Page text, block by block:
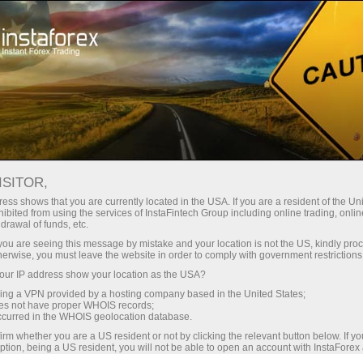
Para Investidores
Sistema ForexCopy
Monitoramento
FOREXCOPY MONITORING
FROM INSTAFOREX
Abrir conta de negociação
Abrir conta demo
shows that you are currently located in the USA. If you are a resident of the
from using the services of InstaFintech Group including online trading,
of funds, etc.
are seeing this message by mistake and your location is not the US, kindly
you must leave the website in order to comply with government
IP address show your location as the USA?
a VPN provided by a hosting company based in the United States;
not have proper WHOIS records;
in the WHOIS geolocation database.
whether you are a US resident or not by clicking the relevant button below. If
being a US resident, you will not be able to open an account with InstaForex